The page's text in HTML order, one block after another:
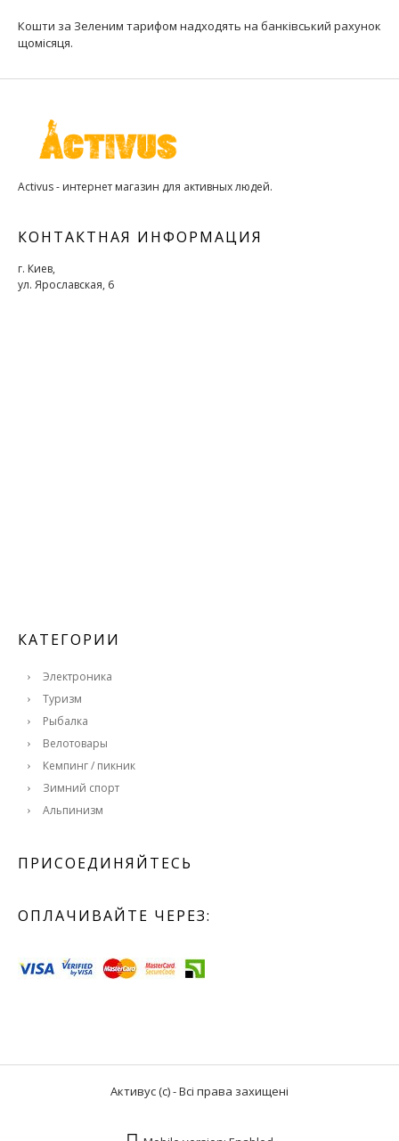
Кошти за Зеленим тарифом надходять на банківський рахунок
щомісяця.
Activus - интернет магазин для активных людей.
КОНТАКТНАЯ ИНФОРМАЦИЯ
г. Киев,
ул. Ярославская, 6
КАТЕГОРИИ
Электроника
Туризм
Рыбалка
Велотовары
Кемпинг / пикник
Зимний спорт
Альпинизм
ПРИСОЕДИНЯЙТЕСЬ
ОПЛАЧИВАЙТЕ ЧЕРЕЗ:
Активус (с) - Всі права захищені